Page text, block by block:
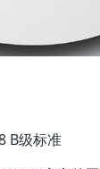
B级标准